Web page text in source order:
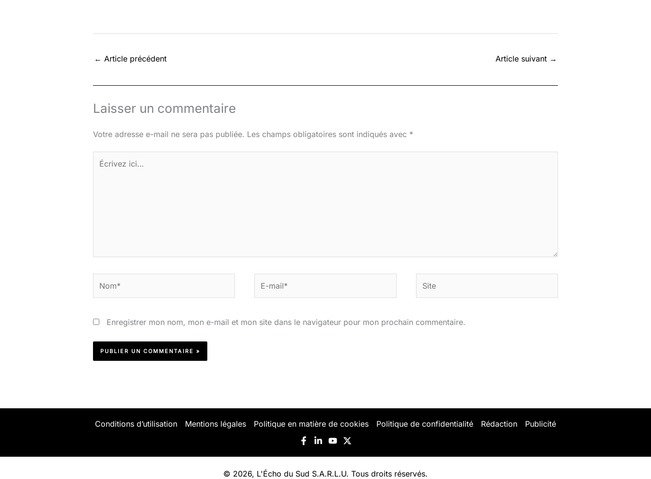
← Article précédent Article suivant →
Laisser un commentaire
Votre adresse e-mail ne sera pas publiée. Les champs obligatoires sont indiqués avec *
ici…
mail*
Enregistrer mon nom, mon e-mail et mon site dans le navigateur pour mon prochain commentaire.
Conditions d’utilisation Mentions légales Politique en matière de cookies Politique de confidentialité Rédaction Publicité
© 2026, L'Écho du Sud S.A.R.L.U. Tous droits réservés.